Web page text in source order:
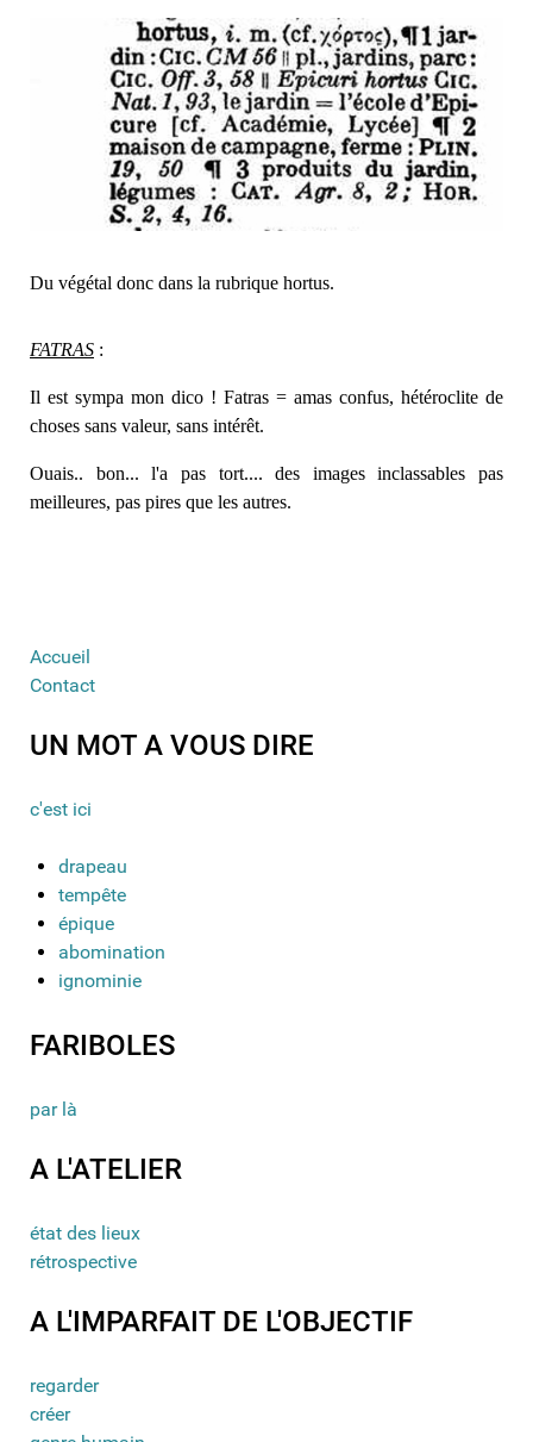
Du végétal donc dans la rubrique hortus.
FATRAS :
Il est sympa mon dico ! Fatras = amas confus, hétéroclite de
choses sans valeur, sans intérêt.
Ouais.. bon... l'a pas tort.... des images inclassables pas
meilleures, pas pires que les autres.
Accueil
Contact
UN MOT A VOUS DIRE
c'est ici
drapeau
tempête
épique
abomination
ignominie
FARIBOLES
par là
A L'ATELIER
état des lieux
rétrospective
A L'IMPARFAIT DE L'OBJECTIF
regarder
créer